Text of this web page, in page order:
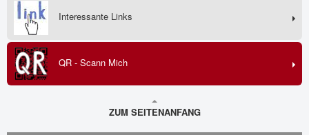
Interessante Links
QR - Scann Mich
ZUM SEITENANFANG